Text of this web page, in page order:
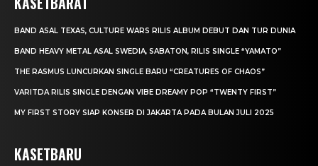
BAND ASAL TEXAS, CULTURE WARS RILIS ALBUM DEBUT DAN TUR DUNIA
BAND HEAVY METAL ASAL SWEDIA, SABATON, RILIS SINGLE “YAMATO”
THE RASMUS LUNCURKAN SINGLE BARU “CREATURES OF CHAOS”
VARITDA RILIS SINGLE DENGAN VIBE DREAMY POP “TWENTY FIRST”
MY FIRST STORY SIAP KONSER DI JAKARTA PADA BULAN JULI 2025
KASETBARU